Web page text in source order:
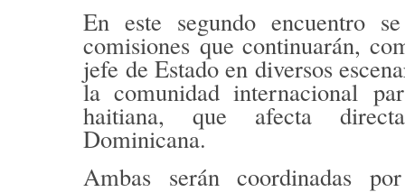
En este segundo encuentro
comisiones que continuarán,
jefe de Estado en diversos
la comunidad internacional
haitiana, que afecta
Dominicana.
Ambas serán coordinadas